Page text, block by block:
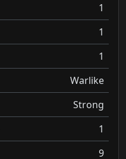
1
1
1
Warlike
Strong
1
9